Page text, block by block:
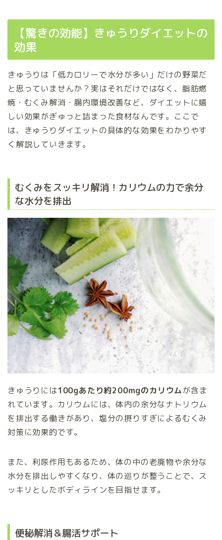
【驚きの効能】きゅうりダイエットの
効果
きゅうりは「低カロリーで水分が多い」だけの野菜だ
と思っていませんか？実はそれだけではなく、脂肪燃
焼・むくみ解消・腸内環境改善など、ダイエットに嬉
しい効果がぎゅっと詰まった食材なんです。ここで
は、きゅうりダイエットの具体的な効果をわかりやす
く解説していきます。
むくみをスッキリ解消！カリウムの力で余分
な水分を排出
きゅうりには100gあたり約200mgのカリウムが含ま
れています。カリウムには、体内の余分なナトリウム
を排出する働きがあり、塩分の摂りすぎによるむくみ
対策に効果的です。
また、利尿作用もあるため、体の中の老廃物や余分な
水分を排出しやすくなり、体の巡りが整うことで、ス
ッキリとしたボディラインを目指せます。
便秘解消＆腸活サポート